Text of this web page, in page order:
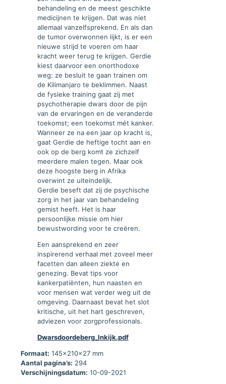
behandeling en de meest geschikte
medicijnen te krijgen. Dat was niet
allemaal vanzelfsprekend. En als dan
de tumor overwonnen lijkt, is er een
nieuwe strijd te voeren om haar
kracht weer terug te krijgen. Gerdie
kiest daarvoor een onorthodoxe
weg: ze besluit te gaan trainen om
de Kilimanjaro te beklimmen. Naast
de fysieke training gaat zij met
psychotherapie dwars door de pijn
van de ervaringen en de veranderde
toekomst; een toekomst mét kanker.
Wanneer ze na een jaar op kracht is,
gaat Gerdie de heftige tocht aan en
ook op de berg komt ze zichzelf
meerdere malen tegen. Maar ook
deze hoogste berg in Afrika
overwint ze uiteindelijk.
Gerdie beseft dat zij de psychische
zorg in het jaar van behandeling
gemist heeft. Het is haar
persoonlijke missie om hier
bewustwording voor te creëren.
Een aansprekend en zeer
inspirerend verhaal met zoveel meer
facetten dan alleen ziekte en
genezing. Bevat tips voor
kankerpatiënten, hun naasten en
voor mensen wat verder weg uit de
omgeving. Daarnaast bevat het slot
kritische, uit het hart geschreven,
adviezen voor zorgprofessionals.
Dwarsdoordeberg_Inkijk.pdf
Formaat: 145x210x27 mm
Aantal pagina’s: 294
Verschijningsdatum: 10-09-2021